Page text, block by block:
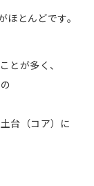
とんどです。
とが多く、
台（コア）に